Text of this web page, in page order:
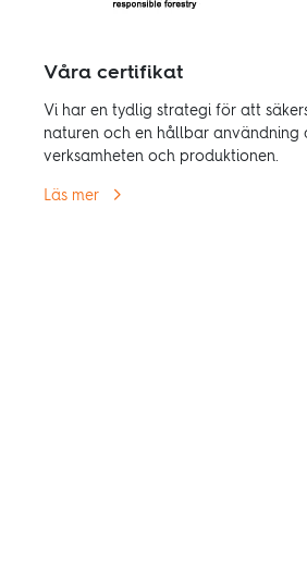
Våra certifikat
Vi har en tydlig strategi för att
naturen och en hållbar användning
verksamheten och produktionen.
Läs mer